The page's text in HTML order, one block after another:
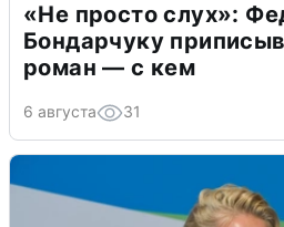
«Не просто слух»:
Бондарчуку
роман — с кем
6 августа 31